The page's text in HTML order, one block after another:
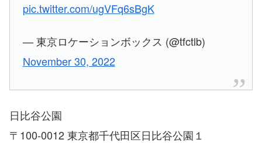
pic.twitter.com/ugVFq6sBgK
— 東京ロケーションボックス (@tfctlb)
November 30, 2022
日比谷公園
〒100-0012 東京都千代田区日比谷公園１